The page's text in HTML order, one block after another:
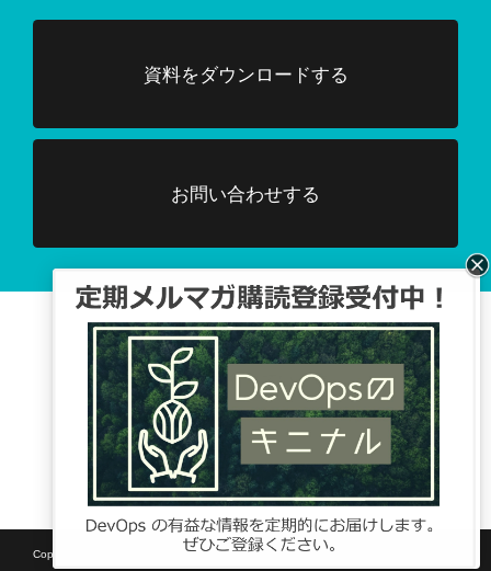
資料をダウンロードする
お問い合わせする
Facebook、TwitterでDevOpsに関する
情報配信を行っています。
Tweets by DevOpsHubjp
Copyright © SB C&S Corp. All rights reserved.